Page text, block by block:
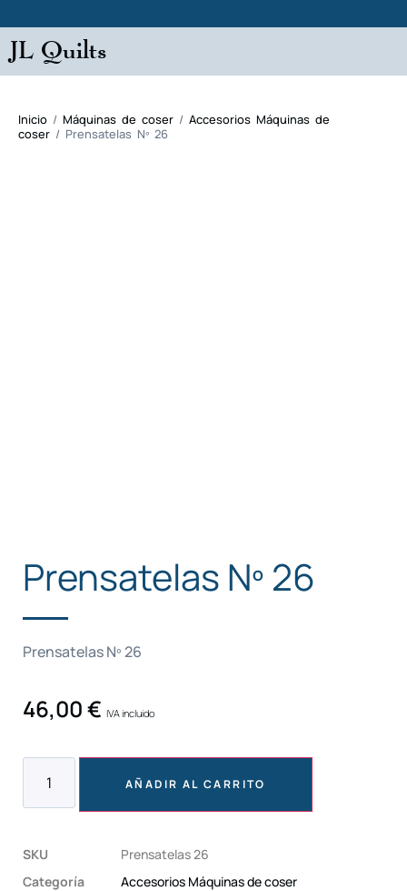
JL Quilts
Inicio / Máquinas de coser / Accesorios Máquinas de
coser / Prensatelas Nº 26
Prensatelas Nº 26
Prensatelas Nº 26
46,00€ IVA incluido
AÑADIR AL CARRITO
SKU
Prensatelas 26
Categoría
Accesorios Máquinas de coser